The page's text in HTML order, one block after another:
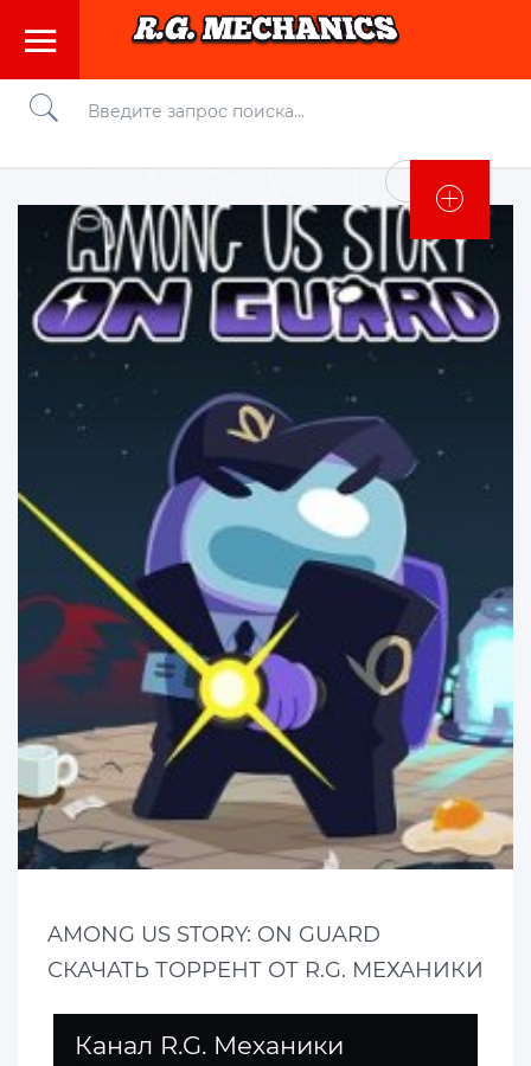
Войти
AMONG US STORY: ON GUARD
СКАЧАТЬ ТОРРЕНТ ОТ R.G. МЕХАНИКИ
Канал R.G. Механики